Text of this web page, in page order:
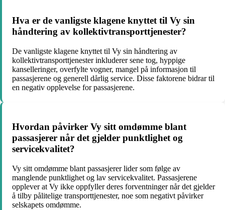
Hva er de vanligste klagene knyttet til Vy sin
håndtering av kollektivtransporttjenester?
De vanligste klagene knyttet til Vy sin håndtering av
kollektivtransporttjenester inkluderer sene tog, hyppige
kanselleringer, overfylte vogner, mangel på informasjon til
passasjerene og generell dårlig service. Disse faktorene bidrar til
en negativ opplevelse for passasjerene.
Hvordan påvirker Vy sitt omdømme blant
passasjerer når det gjelder punktlighet og
servicekvalitet?
Vy sitt omdømme blant passasjerer lider som følge av
manglende punktlighet og lav servicekvalitet. Passasjerene
opplever at Vy ikke oppfyller deres forventninger når det gjelder
å tilby pålitelige transporttjenester, noe som negativt påvirker
selskapets omdømme.